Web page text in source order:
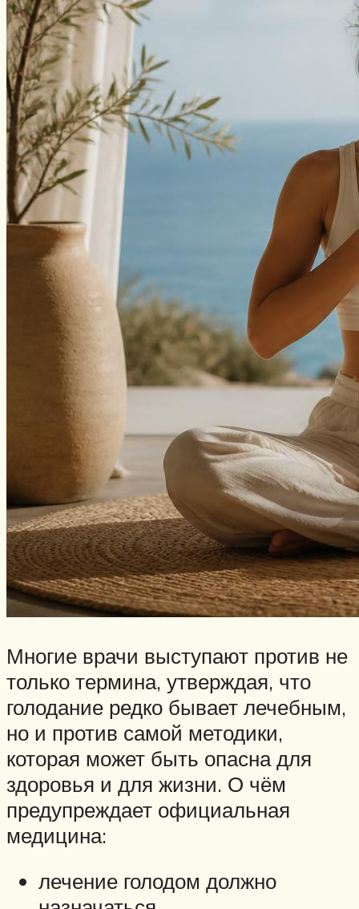
Многие врачи выступают против не
только термина, утверждая, что
голодание редко бывает лечебным,
но и против самой методики,
которая может быть опасна для
здоровья и для жизни. О чём
предупреждает официальная
медицина:
лечение голодом должно